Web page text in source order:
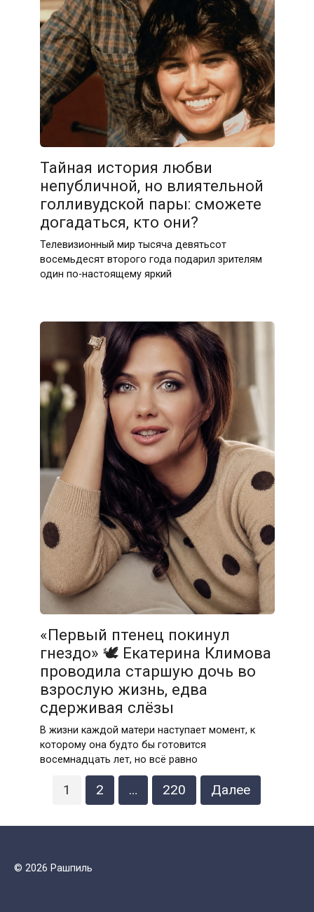
Тайная история любви
непубличной, но влиятельной
голливудской пары: сможете
догадаться, кто они?
Телевизионный мир тысяча девятьсот
восемьдесят второго года подарил зрителям
один по-настоящему яркий
«Первый птенец покинул
гнездо» 🕊️ Екатерина Климова
проводила старшую дочь во
взрослую жизнь, едва
сдерживая слёзы
В жизни каждой матери наступает момент, к
которому она будто бы готовится
восемнадцать лет, но всё равно
Пагинация
1 2 … 220 Далее
© 2026 Рашпиль